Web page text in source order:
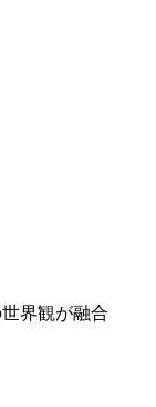
界観が融合